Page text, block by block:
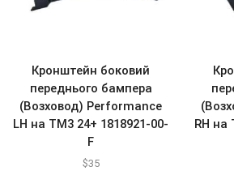
Кронштейн боковий
переднього бампера
(Возховод) Performance
LH на ТМ3 24+ 1818921-00-
F
$35
RH на